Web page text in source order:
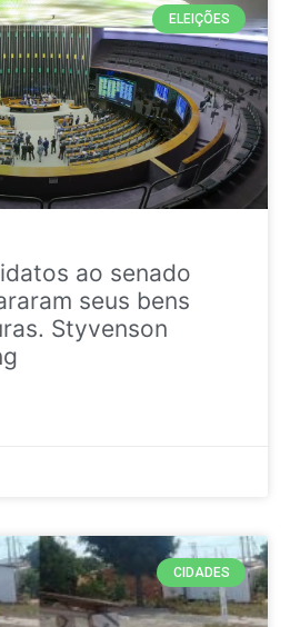
ELEIÇÕES
ao senado
seus bens
Styvenson
CIDADES